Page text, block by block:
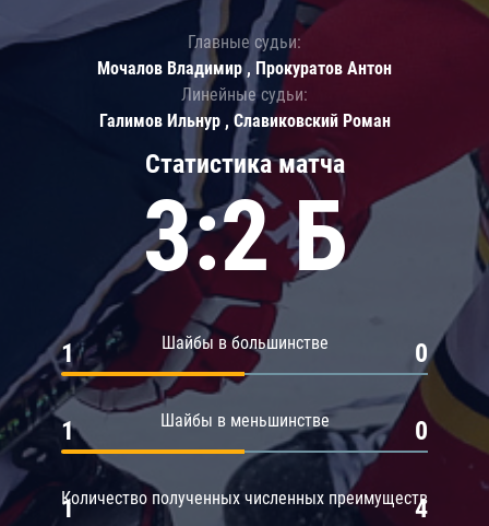
Статистика матча
3:2 Б
Шайбы в большинстве
1 0
Шайбы в меньшинстве
1 0
Количество полученных численных преимуществ
1 4
Главные судьи:
Мочалов Владимир , Прокуратов Антон
Линейные судьи:
Галимов Ильнур , Славиковский Роман